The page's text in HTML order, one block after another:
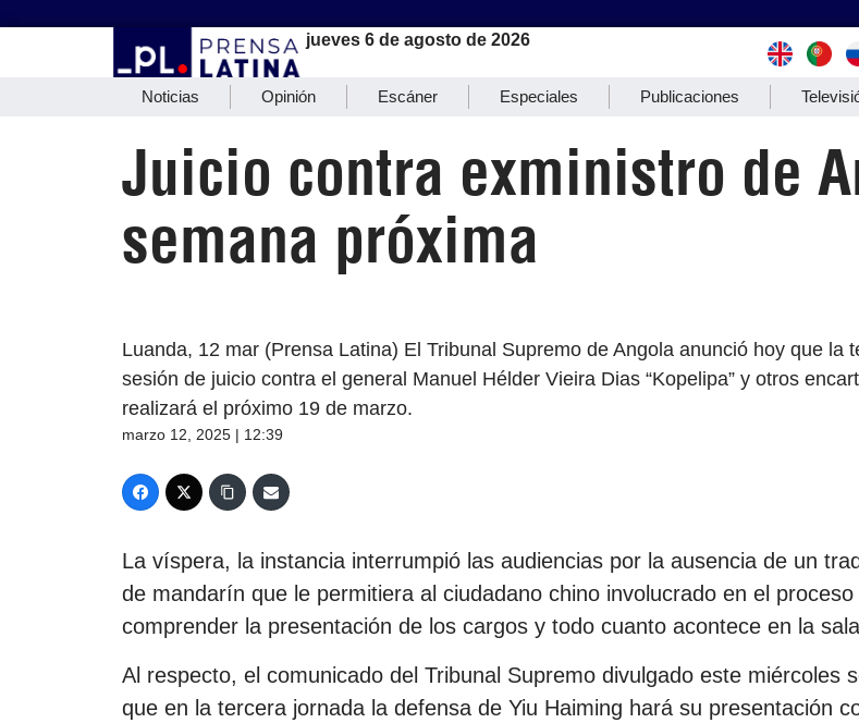
jueves 6 de agosto de 2026
Noticias Opinión Escáner Especiales Publicaciones
Juicio contra exministro de
semana próxima
Luanda, 12 mar (Prensa Latina) El Tribunal Supremo de Angola anunció hoy que la
sesión de juicio contra el general Manuel Hélder Vieira Dias “Kopelipa” y otros
realizará el próximo 19 de marzo.
marzo 12, 2025 | 12:39
La víspera, la instancia interrumpió las audiencias por la ausencia de un
de mandarín que le permitiera al ciudadano chino involucrado en el proceso
comprender la presentación de los cargos y todo cuanto acontece en la
Al respecto, el comunicado del Tribunal Supremo divulgado este miércoles
que en la tercera jornada la defensa de Yiu Haiming hará su presentación